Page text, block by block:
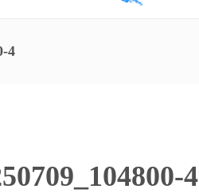
4
4